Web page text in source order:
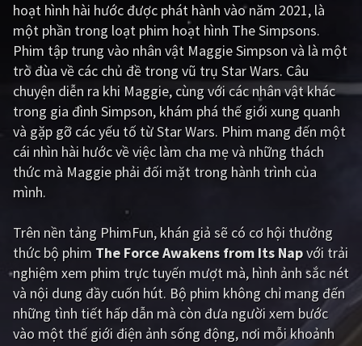
Phiêu lưu Hài hước
Viễn tưởng Khoa học - Tài liệu
Hoạt hình Thể thao
Tình cảm - Lãng mạn Kỳ ảo
Giật gân Gia đình
Bí ẩn Lịch sử
GameShow DramaTV
QUỐC GIA
Âu - Mỹ Trung Quốc - Hồng Kông
hoạt hình hài hước được phát hành vào năm 2021, là
một phần trong loạt phim hoạt hình The Simpsons.
Phim tập trung vào nhân vật Maggie Simpson và là một
trò đùa về các chủ đề trong vũ trụ Star Wars. Câu
chuyện diễn ra khi Maggie, cùng với các nhân vật khác
trong gia đình Simpson, khám phá thế giới xung quanh
và gặp gỡ các yếu tố từ Star Wars. Phim mang đến một
cái nhìn hài hước về việc làm cha mẹ và những thách
thức mà Maggie phải đối mặt trong hành trình của
mình.
Trên nền tảng PhimFun, khán giả sẽ có cơ hội thưởng
thức bộ phim The Force Awakens from Its Napvới trải
nghiệm xem phim trực tuyến mượt mà, hình ảnh sắc nét
và nội dung đầy cuốn hút. Bộ phim không chỉ mang đến
những tình tiết hấp dẫn mà còn đưa người xem bước
vào một thế giới điện ảnh sống động, nơi mỗi khoảnh